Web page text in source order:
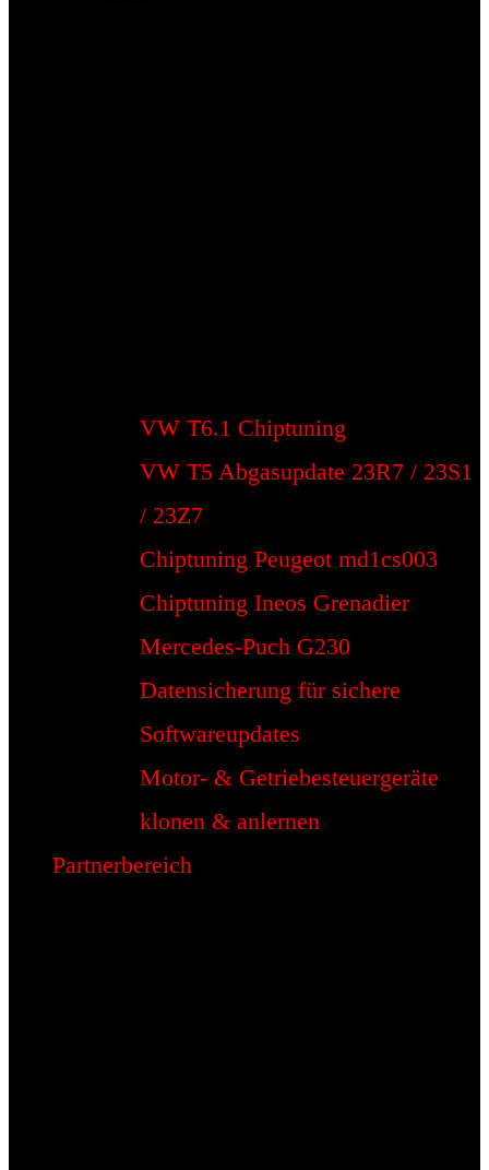
VW T6.1 Chiptuning
VW T5 Abgasupdate 23R7 / 23S1
/ 23Z7
Chiptuning Peugeot md1cs003
Chiptuning Ineos Grenadier
Mercedes-Puch G230
Datensicherung für sichere
Softwareupdates
Motor- & Getriebesteuergeräte
klonen & anlernen
Partnerbereich